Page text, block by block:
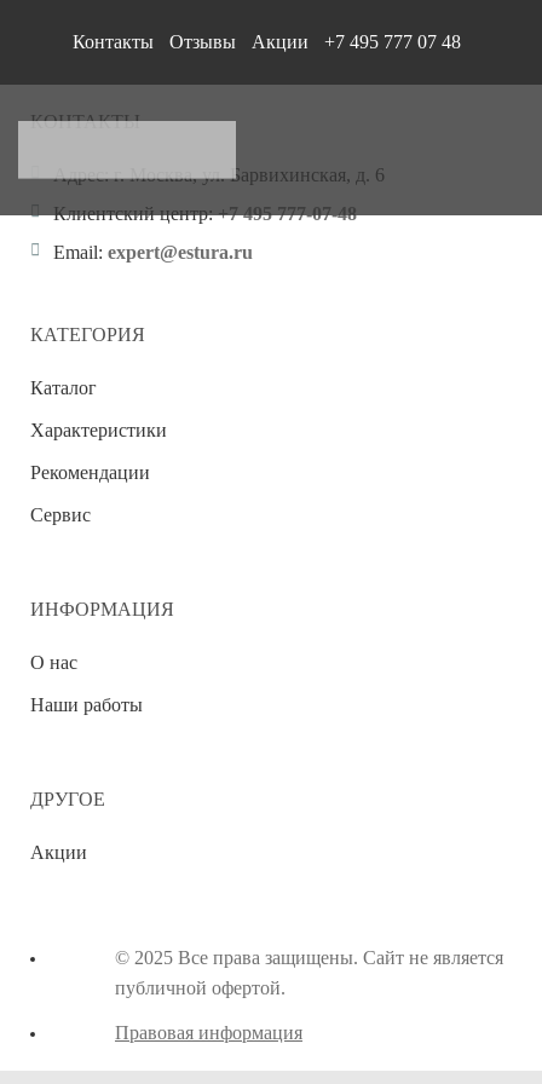
Контакты Отзывы Акции +7 495 777 07 48
КОНТАКТЫ
Адрес:г. Москва, ул. Барвихинская, д. 6
Клиентский центр: +7 495 777-07-48
Email: expert@estura.ru
КАТЕГОРИЯ
Каталог
Характеристики
Рекомендации
Сервис
ИНФОРМАЦИЯ
О нас
Наши работы
ДРУГОЕ
Акции
© 2025 Все права защищены. Сайт не является
публичной офертой.
Правовая информация